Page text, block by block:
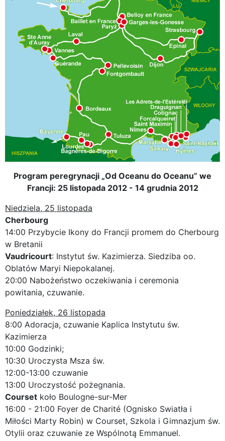
Program peregrynacji „Od Oceanu do Oceanu” we
Francji: 25 listopada 2012 - 14 grudnia 2012
Niedziela, 25 listopada
Cherbourg
14:00 Przybycie Ikony do Francji promem do Cherbourg
w Bretanii
Vaudricourt: Instytut św. Kazimierza. Siedziba oo.
Oblatów Maryi Niepokalanej.
20:00 Nabożeństwo oczekiwania i ceremonia
powitania, czuwanie.
Poniedziałek, 26 listopada
8:00 Adoracja, czuwanie Kaplica Instytutu św.
Kazimierza
10:00 Godzinki;
10:30 Uroczysta Msza św.
12:00-13:00 czuwanie
13:00 Uroczystość pożegnania.
Courset koło Boulogne-sur-Mer
16:00 - 21:00 Foyer de Charité (Ognisko Swiatła i
Miłości Marty Robin) w Courset, Szkola i Gimnazjum św.
Otylii oraz czuwanie ze Wspólnotą Emmanuel.